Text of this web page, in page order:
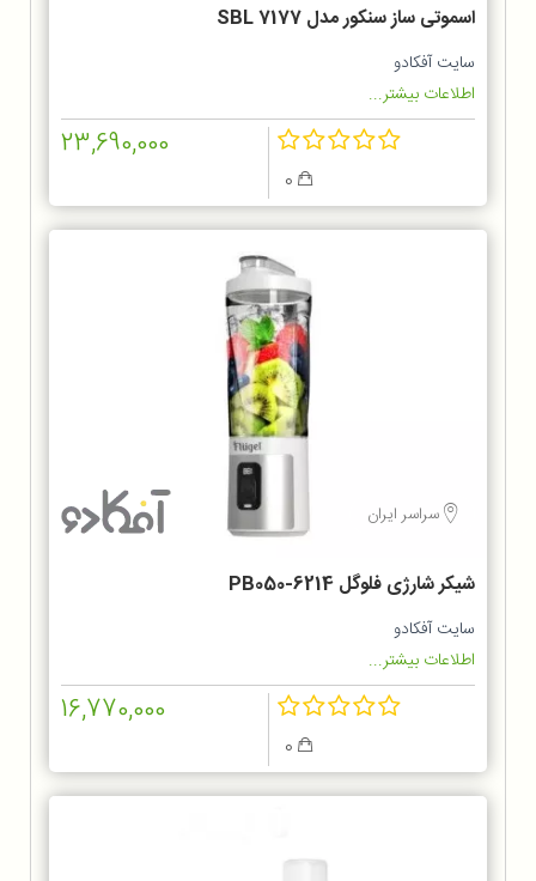
اسموتی ساز سنکور مدل SBL 7177
سایت آفکادو
اطلاعات بیشتر...
23,690,000
سراسر ایران
شیکر شارژی فلوگل PB050-6214
سایت آفکادو
اطلاعات بیشتر...
16,770,000